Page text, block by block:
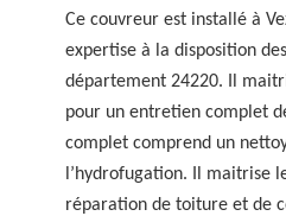
Ce couvreur est installé à
expertise à la disposition
département 24220. Il
pour un entretien complet
complet comprend un
l’hydrofugation. Il maitrise
réparation de toiture et de